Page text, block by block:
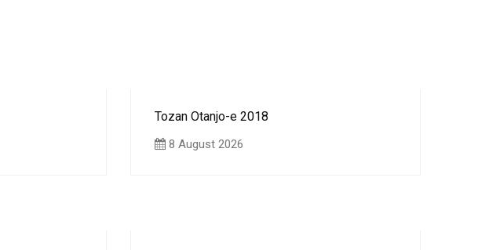
Tozan Otanjo-e 2018
8 August 2026